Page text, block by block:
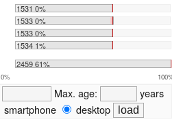
1531 0%
1533 0%
1533 0%
1534 1%
2459 61%
0% 100%
Max. age:
years
smartphone desktop